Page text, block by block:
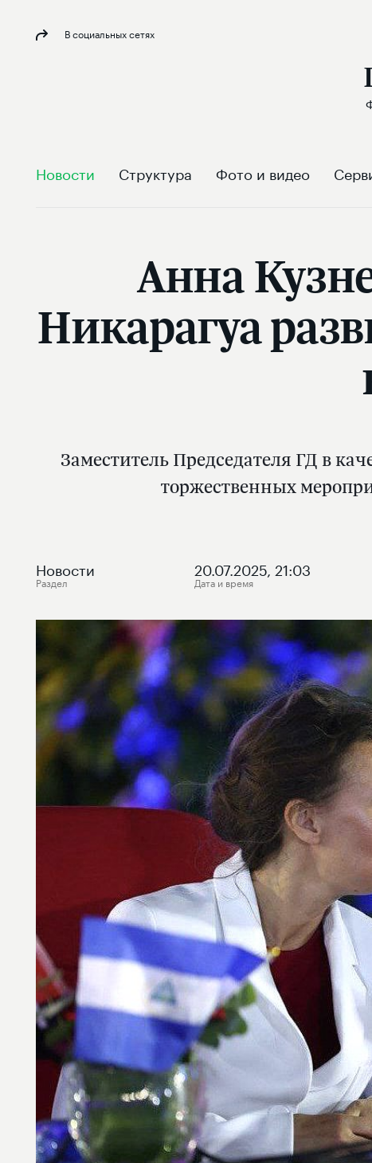
В социальных сетях
Новости Структура Фото и видео
Анна
Никарагуа
Заместитель Председателя ГД в
торжественных
Новости
Раздел
20.07.2025, 21:03
Дата и время